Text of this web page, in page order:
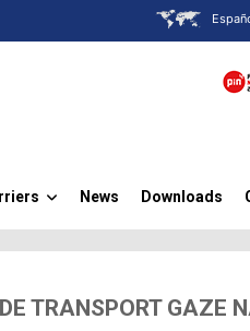
News Downloads
TRANSPORT GAZE